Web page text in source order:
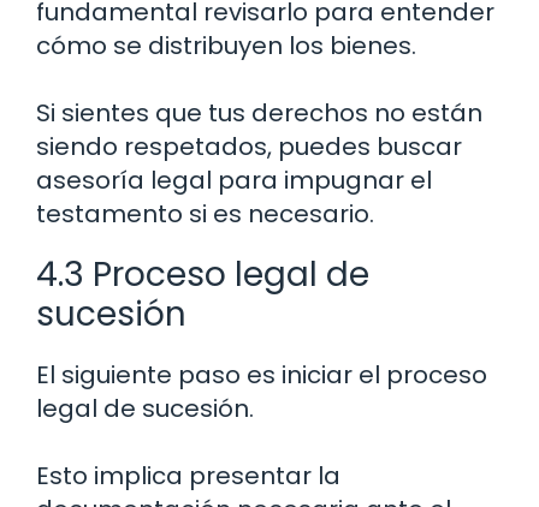
fundamental revisarlo para entender
cómo se distribuyen los bienes.
Si sientes que tus derechos no están
siendo respetados, puedes buscar
asesoría legal para impugnar el
testamento si es necesario.
4.3 Proceso legal de
sucesión
El siguiente paso es iniciar el proceso
legal de sucesión.
Esto implica presentar la